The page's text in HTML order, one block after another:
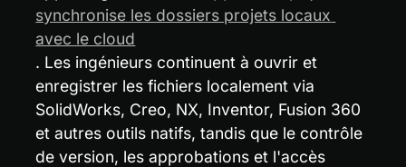
synchronise les dossiers projets locaux
avec le cloud
. Les ingénieurs continuent à ouvrir et
enregistrer les fichiers localement via
SolidWorks, Creo, NX, Inventor, Fusion 360
et autres outils natifs, tandis que le contrôle
de version, les approbations et l'accès